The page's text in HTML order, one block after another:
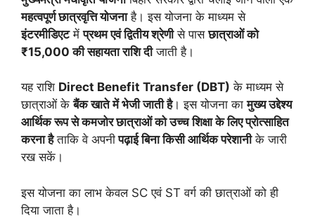
महत्वपूर्ण छात्रवृत्ति योजनाहै। इस योजना के माध्यम से
इंटरमीडिएटमेंप्रथम एवं द्वितीय श्रेणीसे पासछात्राओं को
₹15,000 की सहायता राशि दीजाती है।
यह राशि Direct Benefit Transfer (DBT) के माध्यम से
छात्राओं केबैंक खाते में भेजी जाती है। इस योजना कामुख्य उद्देश्य
आर्थिक रूप से कमजोर छात्राओं को उच्च शिक्षा के लिए प्रोत्साहित
करना हैताकि वे अपनीपढ़ाई बिना किसी आर्थिक परेशानीके जारी
रख सकें।
इस योजना का लाभ केवल SC एवं ST वर्ग की छात्राओं को ही
दिया जाता है।